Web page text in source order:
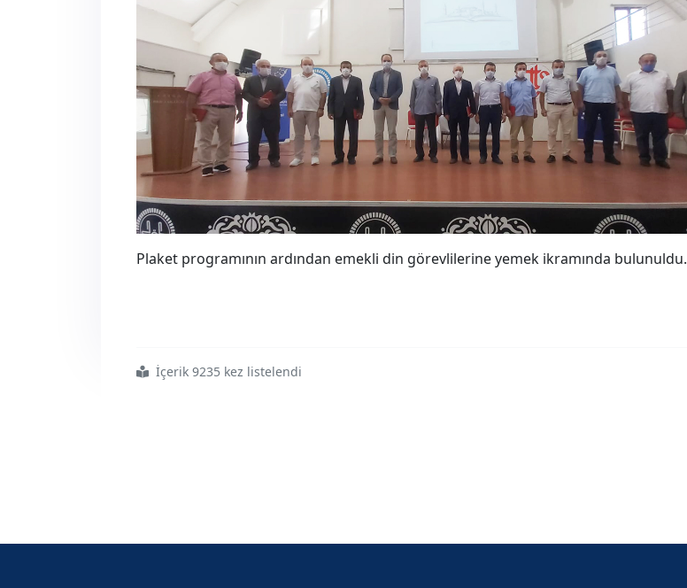
Plaket programının ardından emekli din görevlilerine yemek ikramında bulunuldu.
#emektar
#din
#görevlilerine
#plaketİçerik 9235 kez listelendi